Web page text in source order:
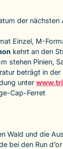
der nächsten
Einzel, M-
kehrt an den
stehen Pinien,
beträgt in der
unter
Cap-Ferret
Wald und die
bei den Run